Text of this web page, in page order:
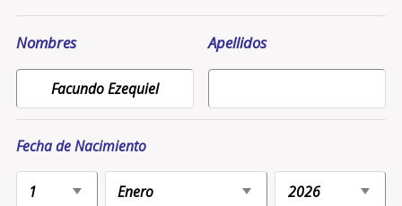
Nombres Apellidos
Fecha de Nacimiento